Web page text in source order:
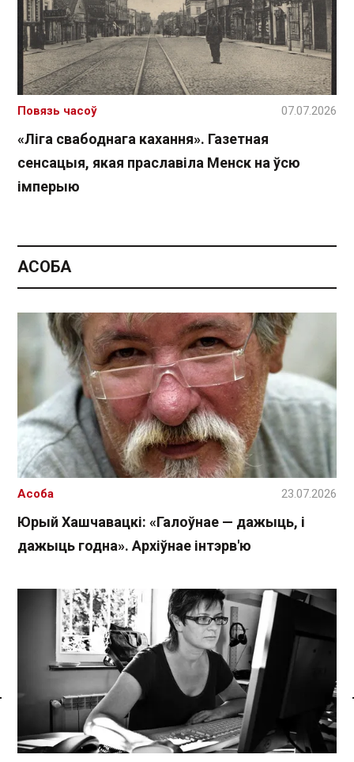
Спасылка без VPN
«Ліга свабоднага кахання». Газетная
сенсацыя, якая праславіла Менск на ўсю
імперыю
Повязь часоў 07.07.2026
АСОБА
Юрый Хашчавацкі: «Галоўнае — дажыць, і
дажыць годна». Архіўнае інтэрв'ю
Асоба 23.07.2026